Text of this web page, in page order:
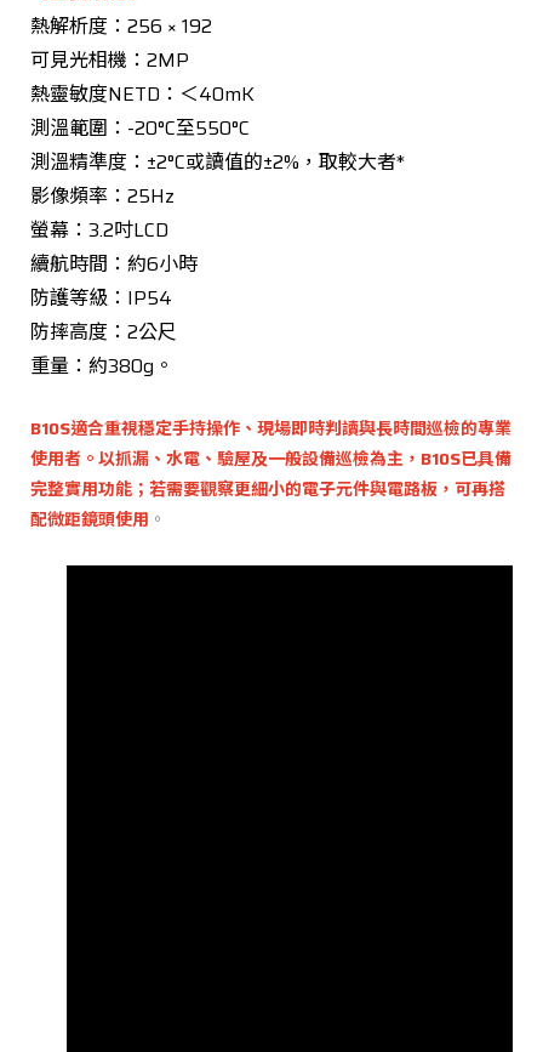
熱解析度：256 × 192
可見光相機：2MP
熱靈敏度NETD：＜40mK
測溫範圍：-20°C至550°C
測溫精準度：±2°C或讀值的±2%，取較大者*
影像頻率：25Hz
螢幕：3.2吋LCD
續航時間：約6小時
防護等級：IP54
防摔高度：2公尺
重量：約380g。
B10S適合重視穩定手持操作、現場即時判讀與長時間巡檢的專業
使用者。以抓漏、水電、驗屋及一般設備巡檢為主，B10S已具備
完整實用功能；若需要觀察更細小的電子元件與電路板，可再搭
配微距鏡頭使用 。